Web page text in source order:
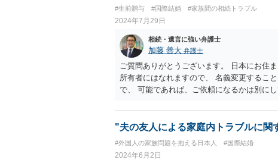
#生前贈与 #国際結婚 #家族間の相続トラブル
2024年7月29日
相続・遺言に強い弁護士
加藤 善大 弁護士
ご質問ありがとうございます。 日本にお住
所有者にはなれますので、 名義変更するこ
で、 可能であれば、ご依頼になるかは別に
す。
"夫の友人による家庭内トラブルに関
#外国人の家族問題を抱える日本人 #国際結婚
2024年6月2日